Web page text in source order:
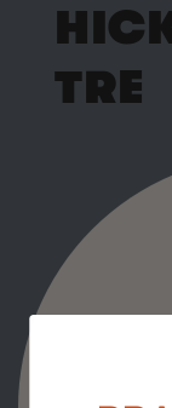
TRE